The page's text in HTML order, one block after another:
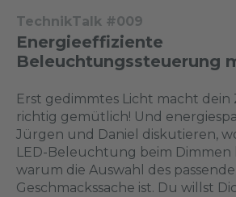
TechnikTalk #009
Energieeffiziente
Beleuchtungssteuerung
Erst gedimmtes Licht macht dein
richtig gemütlich! Und
Jürgen und Daniel diskutieren,
LED-Beleuchtung beim Dimmen
warum die Auswahl des
Geschmackssache ist. Du willst